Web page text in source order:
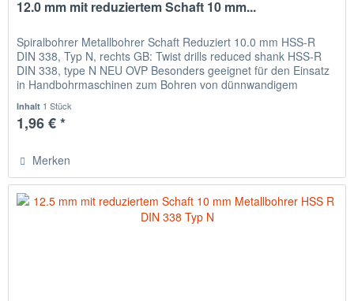
12.0 mm mit reduziertem Schaft 10 mm...
Spiralbohrer Metallbohrer Schaft Reduziert 10.0 mm HSS-R
DIN 338, Typ N, rechts GB: Twist drills reduced shank HSS-R
DIN 338, type N NEU OVP Besonders geeignet für den Einsatz
in Handbohrmaschinen zum Bohren von dünnwandigem
Inhalt 1 Stück
1,96 € *
Merken